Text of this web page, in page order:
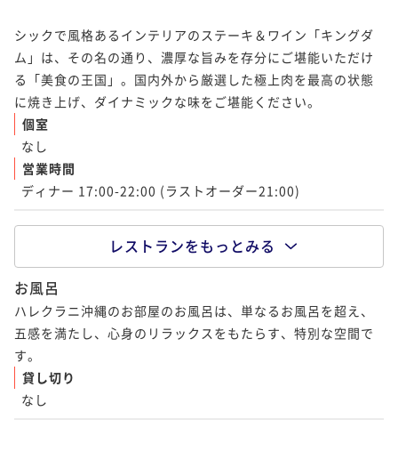
シックで風格あるインテリアのステーキ＆ワイン「キングダ
ム」は、その名の通り、濃厚な旨みを存分にご堪能いただけ
る「美食の王国」。国内外から厳選した極上肉を最高の状態
個室
なし
営業時間
ディナー 17:00-22:00 (ラストオーダー21:00)
お風呂
ハレクラニ沖縄のお部屋のお風呂は、単なるお風呂を超え、
五感を満たし、心身のリラックスをもたらす、特別な空間で
す。
貸し切り
なし